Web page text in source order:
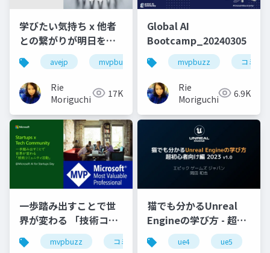
学びたい気持ち x 他者
との繋がりが明日を変
える 技術コミュニティ
参加のススメ #avejp
avejp mvpbuzz コミュニティ
Rie
Moriguchi
17K
Global AI
Bootcamp_20240305
mvpbuzz コミュ
Rie
Moriguchi
6.9K
一歩踏み出すことで世
界が変わる 「技術コミ
ュニティ活動」 #MfSAI
mvpbuzz コミュニティ
猫でも分かるUnreal
Engineの学び方 - 超初
心者向け編 - 2023 v1.0
ue4 ue5